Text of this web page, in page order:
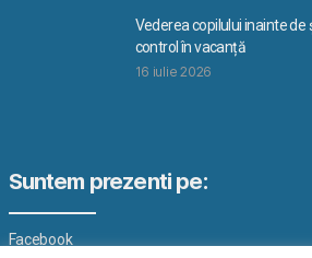
Vederea copilului inainte de
control în vacanță
16 iulie 2026
Suntem prezenti pe:
Facebook